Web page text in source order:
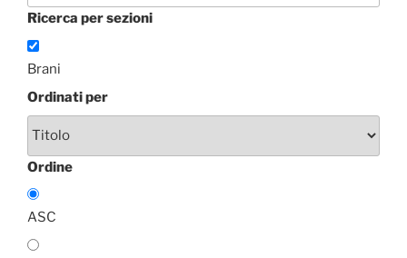
Ricerca per sezioni
Brani
Ordinati per
Ordine
ASC